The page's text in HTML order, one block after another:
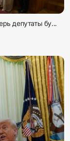
депутаты бу...